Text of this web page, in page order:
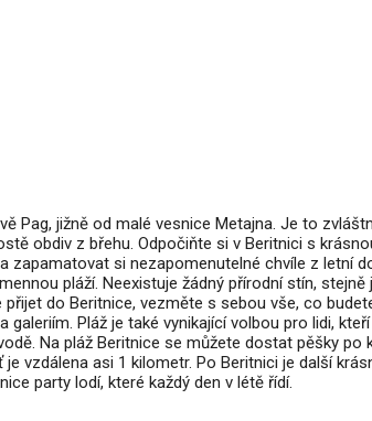
Pag, jižně od malé vesnice Metajna. Je to
obdiv z břehu. Odpočiňte si v Beritnici s
zapamatovat si nezapomenutelné chvíle z letní
pláží. Neexistuje žádný přírodní stín, stejně
do Beritnice, vezměte s sebou vše, co
galeriím. Pláž je také vynikající volbou pro lidi,
Na pláž Beritnice se můžete dostat pěšky po
vzdálena asi 1 kilometr. Po Beritnici je další
party lodí, které každý den v létě řídí.